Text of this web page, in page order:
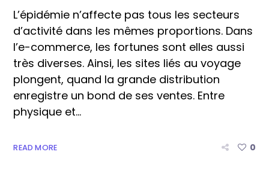
L’épidémie n’affecte pas tous les secteurs
d’activité dans les mêmes proportions. Dans
l’e-commerce, les fortunes sont elles aussi
très diverses. Ainsi, les sites liés au voyage
plongent, quand la grande distribution
enregistre un bond de ses ventes. Entre
physique et...
READ MORE 0